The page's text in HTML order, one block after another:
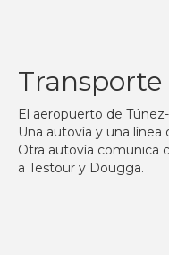
Transporte
El aeropuerto de
Una autovía y una
Otra autovía comunica
a Testour y Dougga.